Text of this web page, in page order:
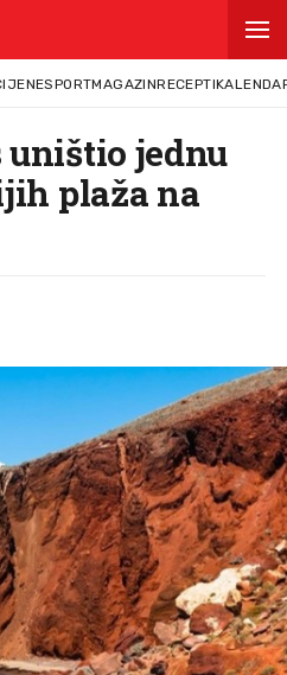
SPORTMAGAZINRECEPTI
jednu
plaža na